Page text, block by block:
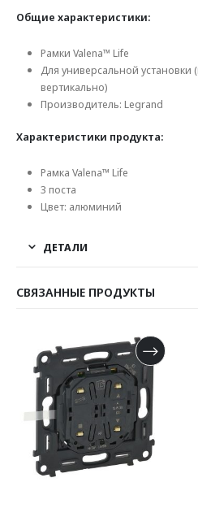
Общие характеристики:
Рамки Valena™ Life
Для универсальной установки
вертикально)
Производитель: Legrand
Характеристики продукта:
Рамка Valena™ Life
3 поста
Цвет: алюминий
ДЕТАЛИ
СВЯЗАННЫЕ ПРОДУКТЫ